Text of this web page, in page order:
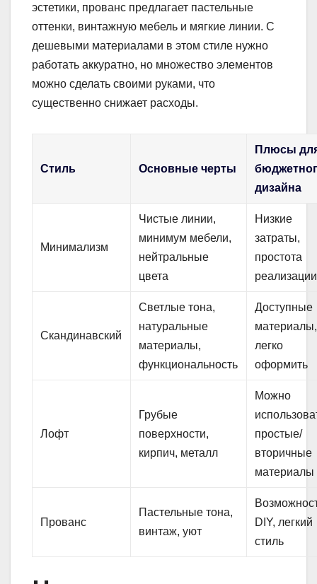
эстетики, прованс предлагает пастельные
оттенки, винтажную мебель и мягкие линии. С
дешевыми материалами в этом стиле нужно
работать аккуратно, но множество элементов
можно сделать своими руками, что
существенно снижает расходы.
Стиль Основные черты
Плюсы
дизайна
Минимализм
Чистые линии,
минимум мебели,
нейтральные
цвета
Низкие
затраты,
простота
реализации
Скандинавский
Светлые тона,
натуральные
материалы,
функциональность
Доступные
материалы,
легко
оформить
Лофт
Грубые
поверхности,
кирпич, металл
Можно
простые/
вторичные
материалы
Прованс
Пастельные тона,
винтаж, уют
DIY, легкий
стиль